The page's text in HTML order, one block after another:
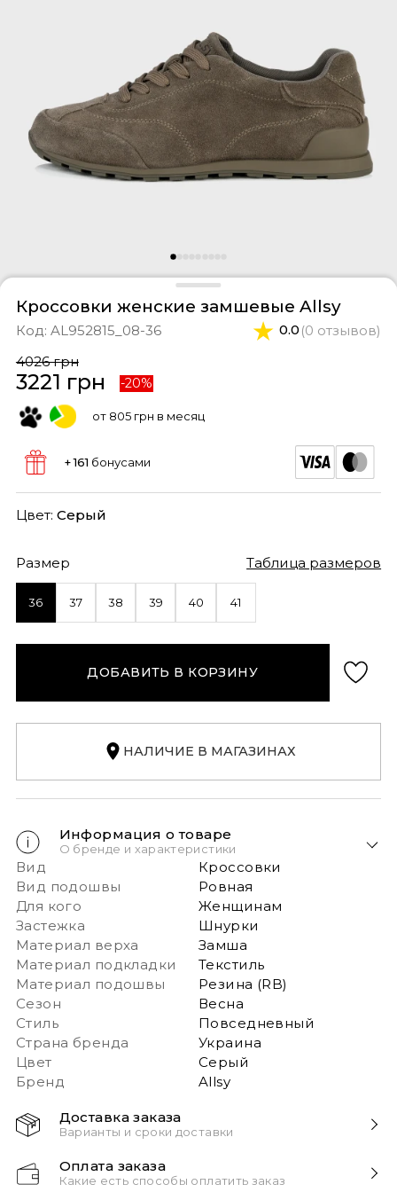
костюмы
Кроссовки женские замшевые Allsy
Код: AL952815_08-36 0.0 (0 отзывов)
4026 грн
3221 грн -20%
от 805 грн в месяц
+ 161 бонусами
Цвет: Серый
Размер Таблица размеров
36 37 38 39 40 41
ДОБАВИТЬ В КОРЗИНУ
НАЛИЧИЕ В МАГАЗИНАХ
Информация о товаре
О бренде и характеристики
Вид
Кроссовки
Вид подошвы
Ровная
Для кого
Женщинам
Застежка
Шнурки
Материал верха
Замша
Материал подкладки
Текстиль
Материал подошвы
Резина (RB)
Сезон
Весна
Стиль
Повседневный
Страна бренда
Украина
Цвет
Серый
Бренд
Allsy
Доставка заказа
Варианты и сроки доставки
заказа!Оплата заказа
Какие есть способы оплатить заказ